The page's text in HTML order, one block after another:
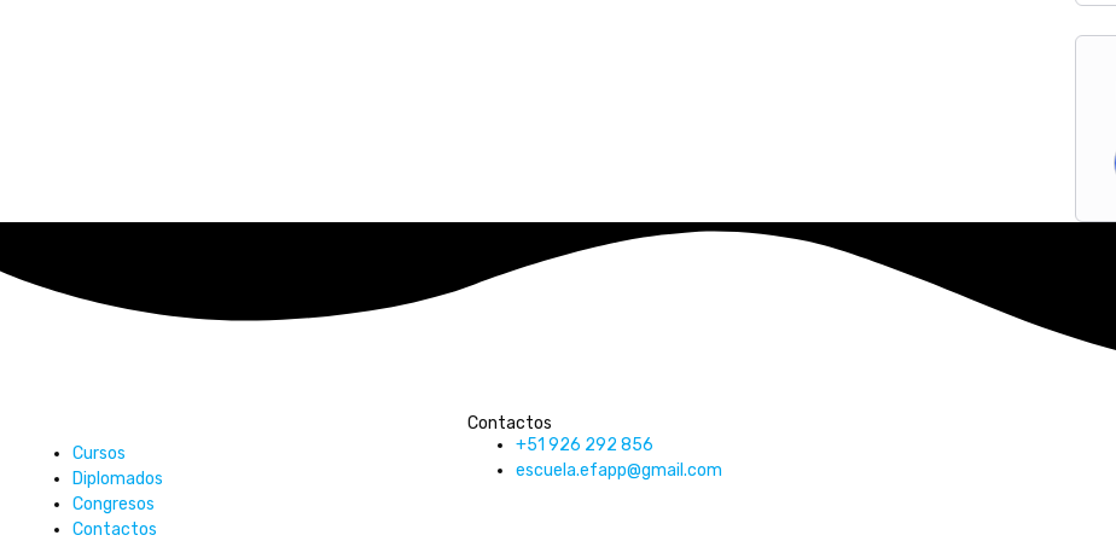
Cursos
Diplomados
Congresos
Contactos
Contactos
+51 926 292 856
escuela.efapp@gmail.com